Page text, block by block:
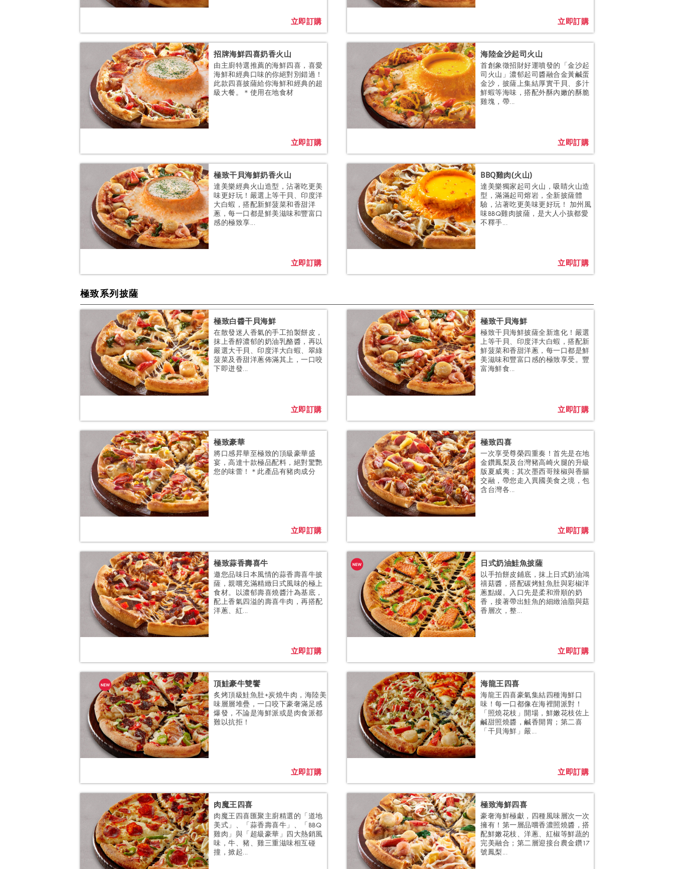
立即訂購 立即訂購
招牌海鮮四喜奶香火山
由主廚特選推薦的海鮮四喜，喜愛
海鮮和經典口味的你絕對別錯過！
此款四喜披薩給你海鮮和經典的超
級大餐。＊使用在地食材
立即訂購
海陸金沙起司火山
首創象徵招財好運噴發的「金沙起
司火山」濃郁起司醬融合金黃鹹蛋
金沙，披薩上集結厚實干貝、多汁
鮮蝦等海味，搭配外酥內嫩的酥脆
雞塊，帶...
立即訂購
極致干貝海鮮奶香火山
達美樂經典火山造型，沾著吃更美
味更好玩！嚴選上等干貝、印度洋
大白蝦，搭配新鮮菠菜和香甜洋
蔥，每一口都是鮮美滋味和豐富口
感的極致享...
立即訂購
BBQ雞肉(火山)
達美樂獨家起司火山，吸睛火山造
型，滿滿起司熔岩，全新披薩體
驗，沾著吃更美味更好玩！ 加州風
味BBQ雞肉披薩，是大人小孩都愛
不釋手...
立即訂購
極致系列披薩
極致白醬干貝海鮮
在散發迷人香氣的手工拍製餅皮，
抹上香醇濃郁的奶油乳酪醬，再以
嚴選大干貝、印度洋大白蝦、翠綠
菠菜及香甜洋蔥佈滿其上，一口咬
下即迸發...
立即訂購
極致干貝海鮮
極致干貝海鮮披薩全新進化！嚴選
上等干貝、印度洋大白蝦，搭配新
鮮菠菜和香甜洋蔥，每一口都是鮮
美滋味和豐富口感的極致享受。豐
富海鮮食...
立即訂購
極致豪華
將口感昇華至極致的頂級豪華盛
宴，高達十款極品配料，絕對驚艷
您的味蕾！＊此產品有豬肉成分
立即訂購
極致四喜
一次享受尊榮四重奏！首先是在地
金鑽鳳梨及台灣豬高崎火腿的升級
版夏威夷；其次墨西哥辣椒與香腸
交融，帶您走入異國美食之境，包
含台灣各...
立即訂購
極致蒜香壽喜牛
邀您品味日本風情的蒜香壽喜牛披
薩，親嚐充滿精緻日式風味的極上
食材。以濃郁壽喜燒醬汁為基底，
配上香氣四溢的壽喜牛肉，再搭配
洋蔥、紅...
立即訂購
日式奶油鮭魚披薩
以手拍餅皮鋪底，抹上日式奶油鴻
禧菇醬，搭配碳烤鮭魚肚與彩椒洋
蔥點綴。入口先是柔和滑順的奶
香，接著帶出鮭魚的細緻油脂與菇
香層次，整...
立即訂購
頂鮭豪牛雙饗
炙烤頂級鮭魚肚+炭燒牛肉，海陸美
味層層堆疊，一口咬下豪奢滿足感
爆發，不論是海鮮派或是肉食派都
難以抗拒！
立即訂購
海龍王四喜
海龍王四喜豪氣集結四種海鮮口
味！每一口都像在海裡開派對！
「照燒花枝」開場，鮮嫩花枝佐上
鹹甜照燒醬，鹹香開胃；第二喜
「干貝海鮮」嚴...
立即訂購
肉魔王四喜
肉魔王四喜匯聚主廚精選的「道地
美式」、「蒜香壽喜牛」、「BBQ
雞肉」與「超級豪華」四大熱銷風
味，牛、豬、雞三重滋味相互碰
撞，掀起...
極致海鮮四喜
豪奢海鮮極獻，四種風味層次一次
擁有！第一層品嚐香濃照燒醬，搭
配鮮嫩花枝、洋蔥、紅椒等鮮蔬的
完美融合；第二層迎接台農金鑽17
號鳳梨...